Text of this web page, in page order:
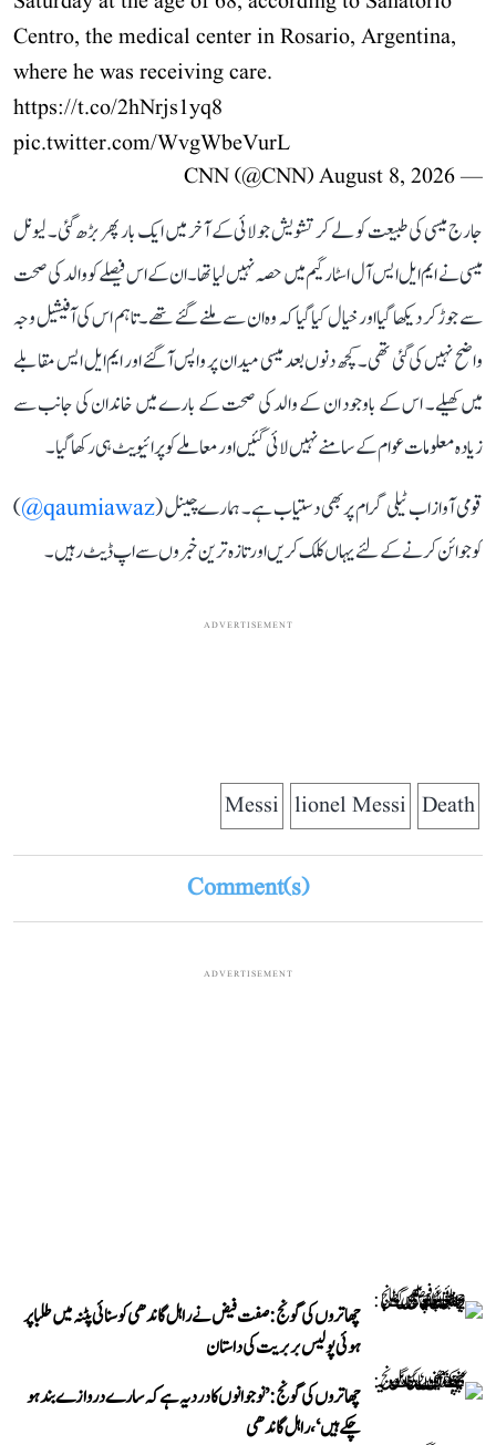
Centro, the medical center in Rosario, Argentina,
where he was receiving care.
https://t.co/2hNrjs1yq8
pic.twitter.com/WvgWbeVurL
— CNN (@CNN)
August 8, 2026
جارج میسی کی طبیعت کو لے کر تشویش جولائی کے آخر میں ایک بار پھر بڑھ گئی۔ لیونل
میسی نے ایم ایل ایس آل اسٹار گیم میں حصہ نہیں لیا تھا۔ ان کے اس فیصلے کو والد کی صحت
سے جوڑ کر دیکھا گیا اور خیال کیا گیا کہ وہ ان سے ملنے گئے تھے۔ تاہم اس کی آفیشیل وجہ
واضح نہیں کی گئی تھی۔ کچھ دنوں بعد میسی میدان پر واپس آ گئے اور ایم ایل ایس مقابلے
میں کھیلے۔ اس کے باوجود ان کے والد کی صحت کے بارے میں خاندان کی جانب سے
زیادہ معلومات عوام کے سامنے نہیں لائی گئیں اور معاملے کو پرائیویٹ ہی رکھا گیا۔
قومی آواز اب ٹیلی گرام پر بھی دستیاب ہے۔ ہمارے چینل (qaumiawaz@
)
کو جوائن کرنے کے لئے یہاں کلک کریں اور تازہ ترین خبروں سے اپ ڈیٹ رہیں۔
ADVERTISEMENT
Death
lionel Messi
Messi
Comment(s)
ADVERTISEMENT
چھاتروں کی گونج: صفت فیض نے راہل گاندھی کو سنائی پٹنہ میں طلبا پر
ہوئی پولیس بربریت کی داستان
چھاتروں کی گونج: ’نوجوانوں کا درد یہ ہے کہ سارے دروازے بند ہو
چکے ہیں‘، راہل گاندھی